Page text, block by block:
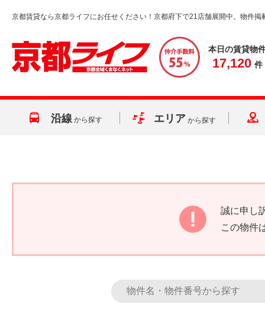
京都賃貸なら京都ライフにお任せください！京都府下で21店舗展開中。物件掲
本日の賃貸物
17,120 件
沿線 から探す エリア から探す
誠に申し
この物件